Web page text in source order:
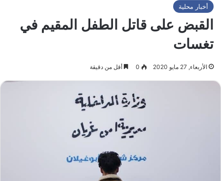
أخبار محلية
القبض على قاتل الطفل المقيم في
تغسات
الأربعاء, 27 مايو 2020 0 أقل من دقيقة